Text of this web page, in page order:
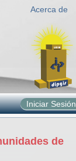
Acerca de
Iniciar Sesión
de